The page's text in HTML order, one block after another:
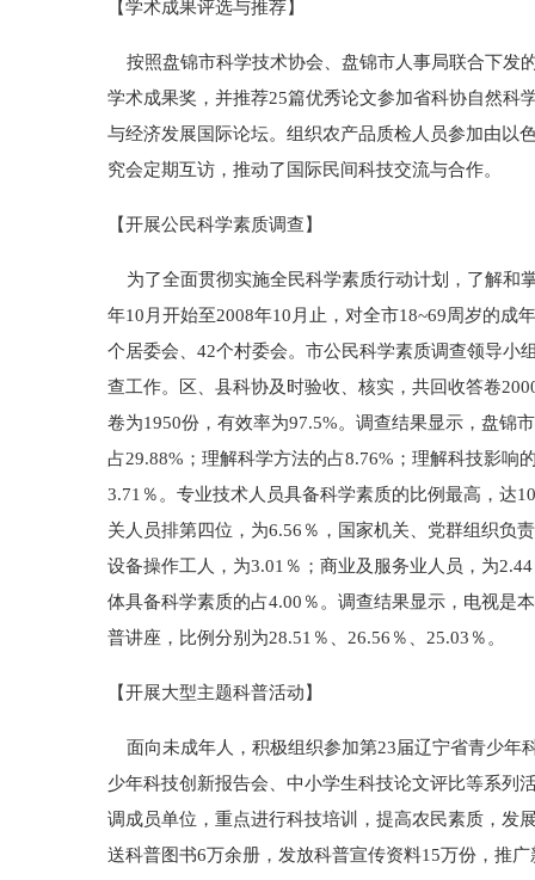
【学术成果评选与推荐】
按照盘锦市科学技术协会、盘锦市人事局联合下发
学术成果奖，并推荐25篇优秀论文参加省科协自然科
与经济发展国际论坛。组织农产品质检人员参加由以
究会定期互访，推动了国际民间科技交流与合作。
【开展公民科学素质调查】
为了全面贯彻实施全民科学素质行动计划，了解和
年10月开始至2008年10月止，对全市18~69周岁的成
个居委会、42个村委会。市公民科学素质调查领导小
查工作。区、县科协及时验收、核实，共回收答卷
卷为1950份，有效率为97.5%。调查结果显示，盘锦
占29.88%；理解科学方法的占8.76%；理解科技影响
3.71％。专业技术人员具备科学素质的比例最高，达
关人员排第四位，为6.56％，国家机关、党群组织负
设备操作工人，为3.01％；商业及服务业人员，为
体具备科学素质的占4.00％。调查结果显示，电视是
普讲座，比例分别为28.51％、26.56％、25.03％。
【开展大型主题科普活动】
面向未成年人，积极组织参加第23届辽宁省青少年
少年科技创新报告会、中小学生科技论文评比等系列
调成员单位，重点进行科技培训，提高农民素质，发
送科普图书6万余册，发放科普宣传资料15万份，推